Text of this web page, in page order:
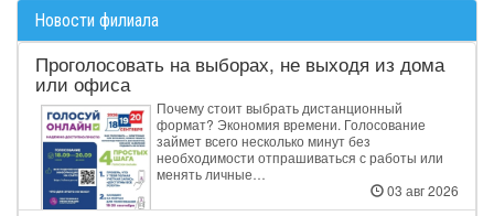
Новости филиала
Проголосовать на выборах, не выходя из дома
или офиса
Почему стоит выбрать дистанционный
формат? Экономия времени. Голосование
займет всего несколько минут без
необходимости отпрашиваться с работы или
менять личные…
03 авг 2026